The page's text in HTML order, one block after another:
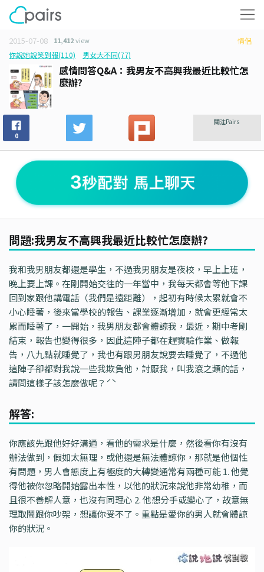
2015-07-08 11,412view
情侶
你說她說笑到報(110)
男女大不同(77)
感情問答Q&A：我男友不高興我最近比較忙怎
麼辦?
0
關注Pairs
問題:我男友不高興我最近比較忙怎麼辦?
我和我男朋友都還是學生，不過我男朋友是夜校，早上上班，
晚上要上課。在剛開始交往的一年當中，我每天都會等他下課
回到家跟他講電話（我們是遠距離），起初有時候太累就會不
小心睡著，後來當學校的報告、課業逐漸增加，就會更經常太
累而睡著了，一開始，我男朋友都會體諒我，最近，期中考剛
結束，報告也變得很多，因此這陣子都在趕實驗作業、做報
告，八九點就睡覺了，我也有跟男朋友說要去睡覺了，不過他
這陣子卻都對我說一些我欺負他，討厭我，叫我滾之類的話，
請問這樣子該怎麼做呢？ˊˋ
解答:
你應該先跟他好好溝通，看他的需求是什麼，然後看你有沒有
辦法做到，假如太無理，或他還是無法體諒你，那就是他個性
有問題，男人會態度上有極度的大轉變通常有兩種可能 1. 他覺
得他被你忽略開始露出本性，以他的狀況來說他非常幼稚，而
且很不善解人意，也沒有同理心 2. 他想分手或變心了，故意無
理取鬧跟你吵架，想讓你受不了。重點是愛你的男人就會體諒
你的狀況。